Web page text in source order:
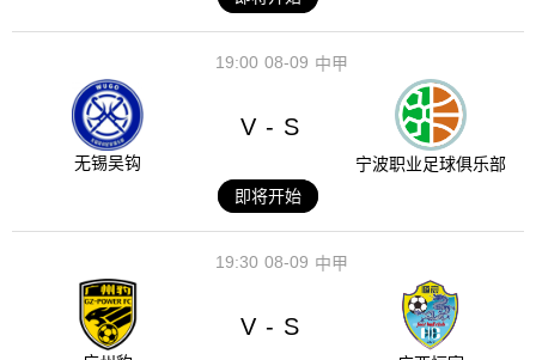
08-09
19:00 中甲
无锡吴钩
V - S
宁波职业足球俱乐部
即将开始
08-09
19:30 中甲
V - S